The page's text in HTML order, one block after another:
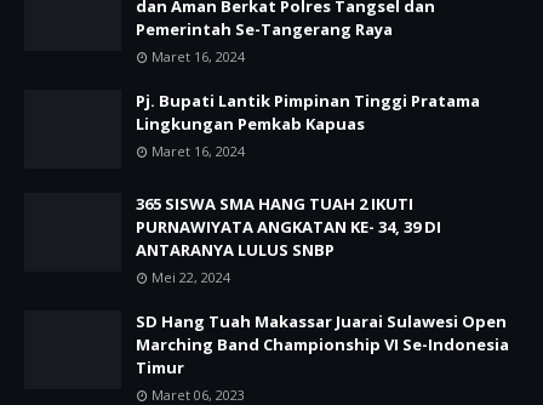
dan Aman Berkat Polres Tangsel dan
Pemerintah Se-Tangerang Raya
Maret 16, 2024
Pj. Bupati Lantik Pimpinan Tinggi Pratama
Lingkungan Pemkab Kapuas
Maret 16, 2024
365 SISWA SMA HANG TUAH 2 IKUTI
PURNAWIYATA ANGKATAN KE- 34, 39 DI
ANTARANYA LULUS SNBP
Mei 22, 2024
SD Hang Tuah Makassar Juarai Sulawesi Open
Marching Band Championship VI Se-Indonesia
Timur
Maret 06, 2023